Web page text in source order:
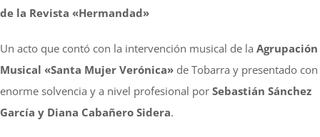
de la Revista «Hermandad»
Un acto que contó con la intervención musical de la Agrupación
Musical «Santa Mujer Verónica» de Tobarra y presentado con
enorme solvencia y a nivel profesional por Sebastián Sánchez
García y Diana Cabañero Sidera.